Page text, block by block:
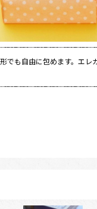
でも自由に包めます。エレ